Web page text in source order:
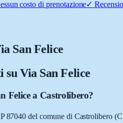
costo di prenotazione✓
San Felice
su Via San Felice
Felice a Castrolibero?
87040 del comune di Castrolibero